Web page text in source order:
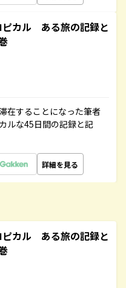
ピカル ある旅の記録と
在することになった筆者
ルな45日間の記録と記
詳細を見る
ピカル ある旅の記録と